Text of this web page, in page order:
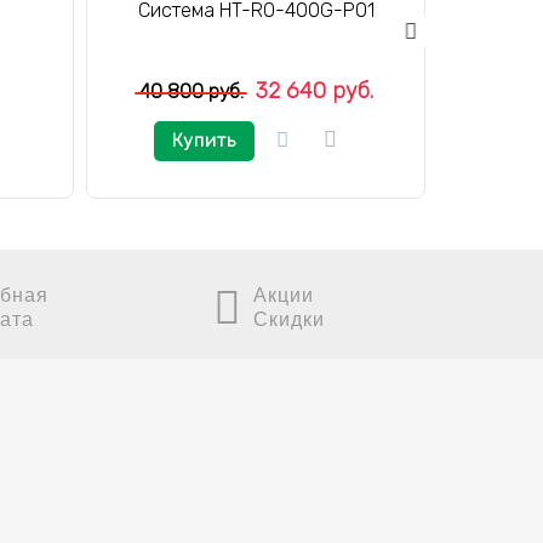
Система HT-RO-400G-P01
40 800 руб. 32 640 руб.
Купить
Акции
Скидки